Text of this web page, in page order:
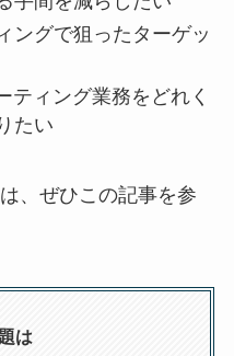
ングで狙ったターゲッ
ティング業務をどれく
たい
、ぜひこの記事を参
は